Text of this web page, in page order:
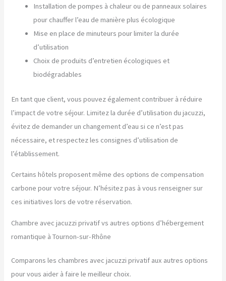
Installation de pompes à chaleur ou de panneaux solaires
pour chauffer l’eau de manière plus écologique
Mise en place de minuteurs pour limiter la durée
d’utilisation
Choix de produits d’entretien écologiques et
biodégradables
En tant que client, vous pouvez également contribuer à réduire
l’impact de votre séjour. Limitez la durée d’utilisation du jacuzzi,
évitez de demander un changement d’eau si ce n’est pas
nécessaire, et respectez les consignes d’utilisation de
l’établissement.
Certains hôtels proposent même des options de compensation
carbone pour votre séjour. N’hésitez pas à vous renseigner sur
ces initiatives lors de votre réservation.
Chambre avec jacuzzi privatif vs autres options d’hébergement
romantique à Tournon-sur-Rhône
Comparons les chambres avec jacuzzi privatif aux autres options
pour vous aider à faire le meilleur choix.